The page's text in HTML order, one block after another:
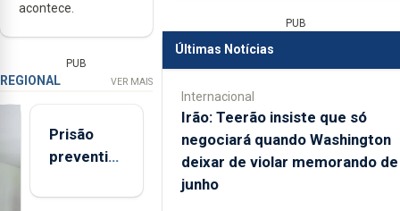
acontece.
PUB
REGIONAL VER MAIS
Prisão
preventiva
suspeito
PUB
Últimas Notícias
Internacional
Irão: Teerão insiste que só
negociará quando Washington
deixar de violar memorando de
junho